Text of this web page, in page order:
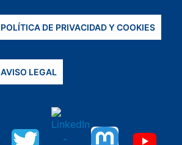
POLÍTICA DE PRIVACIDAD Y COOKIES
AVISO LEGAL